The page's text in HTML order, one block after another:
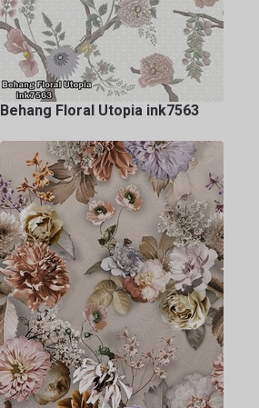
Behang Floral Utopia ink7563